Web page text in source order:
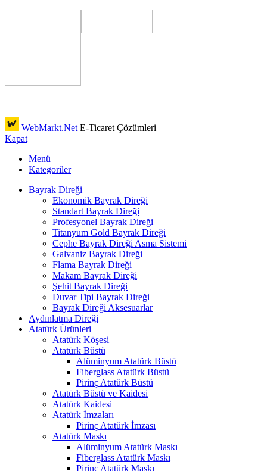
WebMarkt.Net E-Ticaret Çözümleri
Kapat
Menü
Kategoriler
Bayrak Direği
Ekonomik Bayrak Direği
Standart Bayrak Direği
Profesyonel Bayrak Direği
Titanyum Gold Bayrak Direği
Cephe Bayrak Direği Asma Sistemi
Galvaniz Bayrak Direği
Flama Bayrak Direği
Makam Bayrak Direği
Şehit Bayrak Direği
Duvar Tipi Bayrak Direği
Bayrak Direği Aksesuarlar
Aydınlatma Direği
Atatürk Ürünleri
Atatürk Köşesi
Atatürk Büstü
Alüminyum Atatürk Büstü
Fiberglass Atatürk Büstü
Pirinç Atatürk Büstü
Atatürk Büstü ve Kaidesi
Atatürk Kaidesi
Atatürk İmzaları
Pirinç Atatürk İmzası
Atatürk Maskı
Alüminyum Atatürk Maskı
Fiberglass Atatürk Maskı
Pirinç Atatürk Maskı